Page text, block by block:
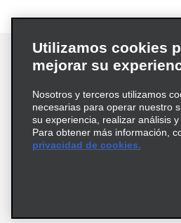
Términos de uso
Política
Política de
Información de Salud del
© 2026 Enterprise Holdings, Inc.
Utilizamos cookies
mejorar su
Nosotros y terceros utilizamos
necesarias para operar nuestro
su experiencia, realizar análisis
Para obtener más información,
privacidad de cookies.